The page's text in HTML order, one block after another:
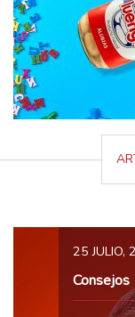
25 JULIO,
Consejos,